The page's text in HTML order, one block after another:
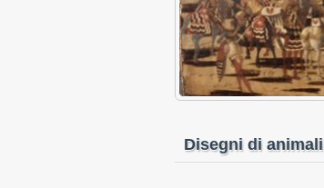
Disegni di animali